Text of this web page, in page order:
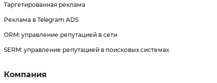
Таргетированная реклама
Реклама в Telegram ADS
ORM: управление репутацией в сети
SERM: управление репутацией в поисковых системах
Компания